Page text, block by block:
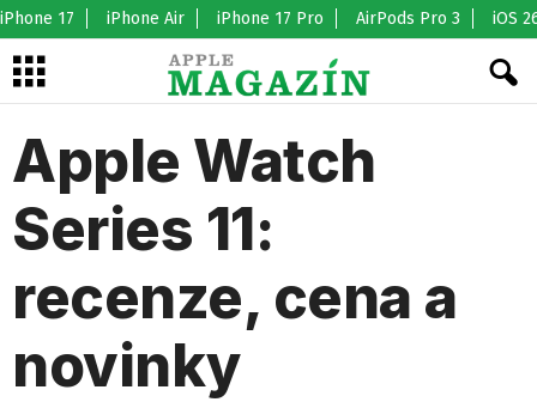
iPhone 17 iPhone Air iPhone 17 Pro AirPods Pro 3 iOS
Apple Watch
Series 11:
recenze, cena a
novinky